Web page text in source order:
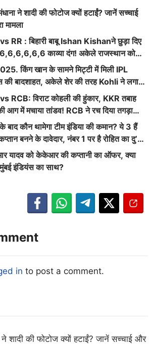
ने शादी की फोटोज क्यों हटाईं? जानें सच्चाई
मामला
RR : बिहारी बाबू Ishan Kishanने छुड़ा दिए
काव्या दंग! अकेले राजस्थान को
किंग खान के सामने मिट्टी में मिली IPL
की बादशाहत, अकेले शेर की तरह Kohli ने लगाई
RCB: विराट कोहली की हुंकार, KKR तबाह
आग में मचाया तांडव! RCB ने रच दिया तगड़ा
के बाद कौन थामेगा टीम इंडिया की कमान? ये 3 हैं
बनने के दावेदार, नंबर 1 पर है रोहित का दु’
यादव को केकेआर की कप्तानी का ऑफर, क्या
इंडियंस का साथ?
in to post a comment.
ने शादी की फोटोज क्यों हटाईं? जानें सच्चाई और